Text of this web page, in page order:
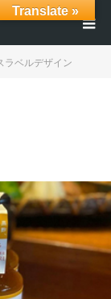
ラベルデザイン
Translate »